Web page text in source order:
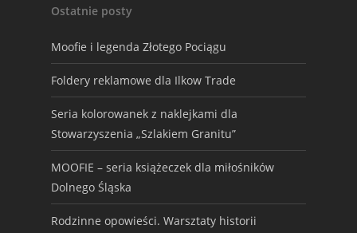
Ostatnie posty
Moofie i legenda Złotego Pociągu
Foldery reklamowe dla Ilkow Trade
Seria kolorowanek z naklejkami dla
Stowarzyszenia „Szlakiem Granitu”
MOOFIE – seria książeczek dla miłośników
Dolnego Śląska
Rodzinne opowieści. Warsztaty historii